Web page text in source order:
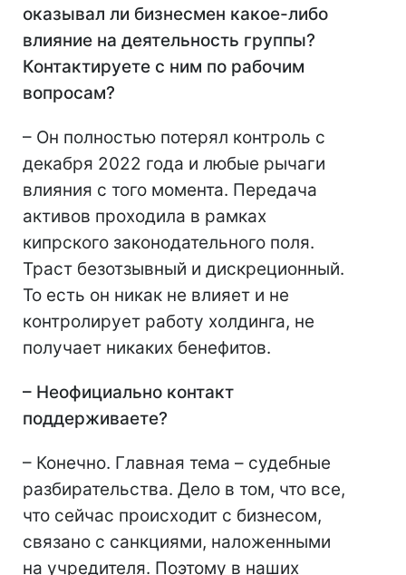
оказывал ли бизнесмен какое-либо
влияние на деятельность группы?
Контактируете с ним по рабочим
вопросам?
– Он полностью потерял контроль с
декабря 2022 года и любые рычаги
влияния с того момента. Передача
активов проходила в рамках
кипрского законодательного поля.
Траст безотзывный и дискреционный.
То есть он никак не влияет и не
контролирует работу холдинга, не
получает никаких бенефитов.
– Неофициально контакт
поддерживаете?
– Конечно. Главная тема – судебные
разбирательства. Дело в том, что все,
что сейчас происходит с бизнесом,
связано с санкциями, наложенными
на учредителя. Поэтому в наших